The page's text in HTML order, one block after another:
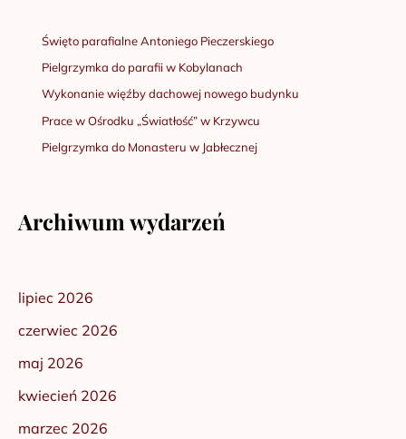
Święto parafialne Antoniego Pieczerskiego
Pielgrzymka do parafii w Kobylanach
Wykonanie więźby dachowej nowego budynku
Prace w Ośrodku „Światłość” w Krzywcu
Pielgrzymka do Monasteru w Jabłecznej
Archiwum wydarzeń
lipiec 2026
czerwiec 2026
maj 2026
kwiecień 2026
marzec 2026